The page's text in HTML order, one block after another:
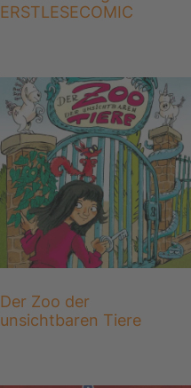
ERSTLESECOMIC
Der Zoo der
unsichtbaren Tiere